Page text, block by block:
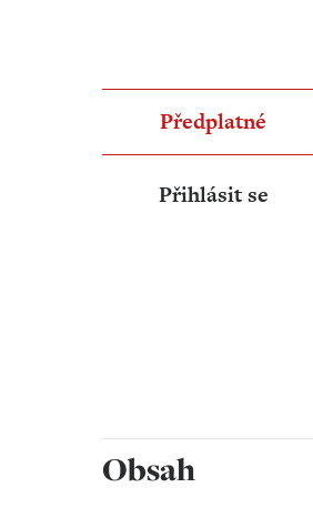
Předplatné
Přihlásit se
Obsah